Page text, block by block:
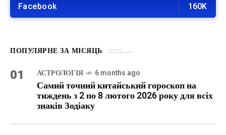
Facebook 160K
ПОПУЛЯРНЕ ЗА МІСЯЦЬ
01 АСТРОЛОГІЯ 6 months ago
Самий точний китайський гороскоп на
тиждень з 2 по 8 лютого 2026 року для всіх
знаків Зодіаку